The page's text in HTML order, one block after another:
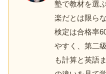
塾で教材を選
楽だとは限ら
検定は合格率
やすく、第二
も計算と英語